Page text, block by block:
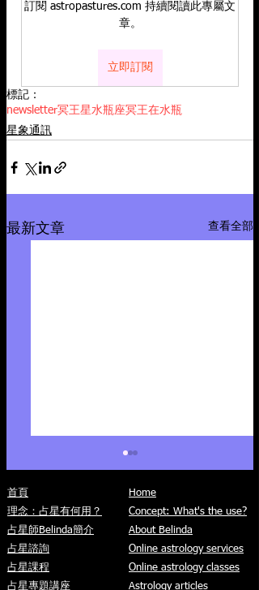
訂閱 astropastures.com 持續閱讀此專屬文
章。
立即訂閱
標記：
newsletter冥王星水瓶座冥王在水瓶
星象通訊
最新文章 查看全部
[精選] 星座迷思：雙子
首頁
理念：占星有何用？
占星師Belinda簡介
占星諮詢
占星課程
占星專題講座
Home
Concept: What's the use?
About Belinda
Online astrology services
Online astrology classes
Astrology articles